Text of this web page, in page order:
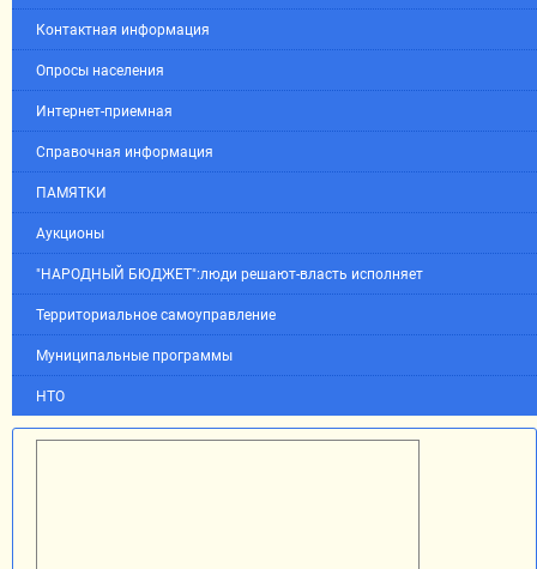
Контактная информация
Опросы населения
Интернет-приемная
Справочная информация
ПАМЯТКИ
Аукционы
"НАРОДНЫЙ БЮДЖЕТ":люди решают-власть исполняет
Территориальное самоуправление
Муниципальные программы
НТО